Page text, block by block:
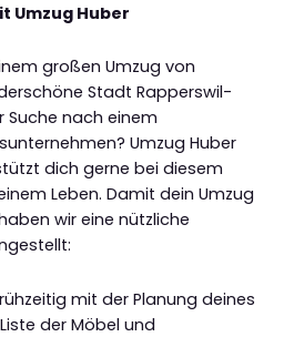
Umzug Huber
großen Umzug von
Stadt Rapperswil-
nach einem
Umzug Huber
dich gerne bei diesem
Leben. Damit dein Umzug
wir eine nützliche
mit der Planung deines
der Möbel und